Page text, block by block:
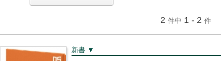
2 件中 1 - 2 件
新書 ▼